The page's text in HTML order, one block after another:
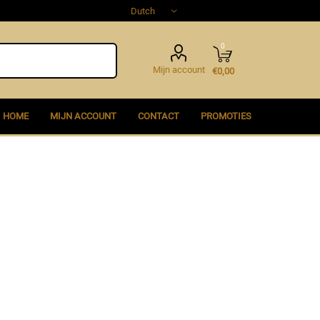
Mijn account
0
€0,00
PROMOTIES
HOME MIJN ACCOUNT CONTACT